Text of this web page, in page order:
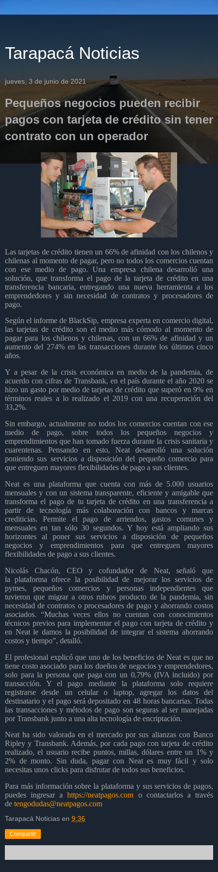
Tarapacá Noticias
jueves, 3 de junio de 2021
Pequeños negocios pueden recibir
pagos con tarjeta de crédito sin tener
contrato con un operador
Las tarjetas de crédito tienen un 66% de afinidad con los chilenos y
chilenas al momento de pagar, pero no todos los comercios cuentan
con ese medio de pago. Una empresa chilena desarrolló una
solución, que transforma el pago de la tarjeta de crédito en una
transferencia bancaria, entregando una nueva herramienta a los
emprendedores y sin necesidad de contratos y procesadores de
pago.
Según el informe de BlackSip, empresa experta en comercio digital,
las tarjetas de crédito son el medio más cómodo al momento de
pagar para los chilenos y chilenas, con un 66% de afinidad y un
aumento del 274% en las transacciones durante los últimos cinco
años.
Y a pesar de la crisis económica en medio de la pandemia, de
acuerdo con cifras de Transbank, en el país durante el año 2020 se
hizo un gasto por medio de tarjetas de crédito que superó en 9% en
términos reales a lo realizado el 2019 con una recuperación del
33,2%.
Sin embargo, actualmente no todos los comercios cuentan con ese
medio de pago, sobre todos los pequeños negocios y
emprendimientos que han tomado fuerza durante la crisis sanitaria y
cuarentenas. Pensando en esto, Neat desarrolló una solución
poniendo sus servicios a disposición del pequeño comercio para
que entreguen mayores flexibilidades de pago a sus clientes.
Neat es una plataforma que cuenta con más de 5.000 usuarios
mensuales y con un sistema transparente, eficiente y amigable que
transforma el pago de tu tarjeta de crédito en una transferencia a
partir de tecnología más colaboración con bancos y marcas
crediticias. Permite el pago de arriendos, gastos comunes y
mensuales en tan sólo 30 segundos. Y hoy está ampliando sus
horizontes al poner sus servicios a disposición de pequeños
negocios y emprendimientos para que entreguen mayores
flexibilidades de pago a sus clientes.
Nicolás Chacón, CEO y cofundador de Neat, señaló que
la plataforma ofrece la posibilidad de mejorar los servicios de
pymes, pequeños comercios y personas independientes que
tuvieron que migrar a otros rubros producto de la pandemia, sin
necesidad de contratos o procesadores de pago y ahorrando costos
asociados. “Muchas veces ellos no cuentan con conocimientos
técnicos previos para implementar el pago con tarjeta de crédito y
en Neat le damos la posibilidad de integrar el sistema ahorrando
costos y tiempo”, detalló.
El profesional explicó que uno de los beneficios de Neat es que no
tiene costo asociado para los dueños de negocios y emprendedores,
solo para la persona que paga con un 0,79% (IVA incluido) por
transacción. Y el pago mediante la plataforma solo requiere
registrarse desde un celular o laptop, agregar los datos del
destinatario y el pago será depositado en 48 horas bancarias. Todas
las transacciones y métodos de pago son seguras al ser manejadas
por Transbank junto a una alta tecnología de encriptación.
Neat ha sido valorada en el mercado por sus alianzas con Banco
Ripley y Transbank. Además, por cada pago con tarjeta de crédito
realizado, el usuario recibe puntos, millas, dólares entre un 1% y
2% de monto. Sin duda, pagar con Neat es muy fácil y solo
necesitas unos clicks para disfrutar de todos sus beneficios.
Para más información sobre la plataforma y sus servicios de pagos,
puedes ingresar ahttps://neatpagos.com o contactarlos a través
de tengodudas@neatpagos.com
Tarapacá Noticias en 9:36
Compartir